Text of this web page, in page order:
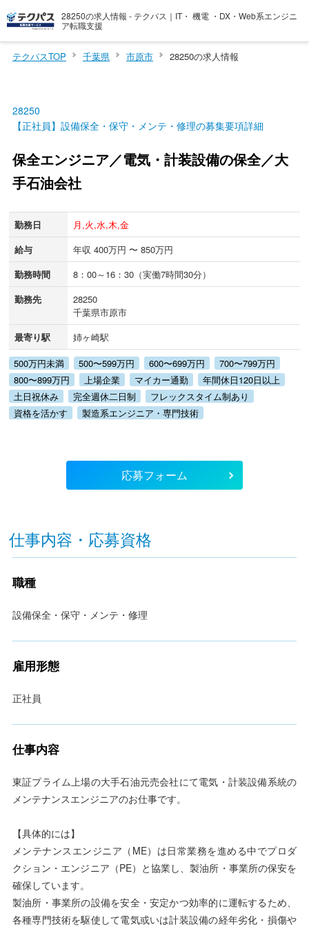
28250の求人情報 - テクパス｜IT・ 機電 ・DX・Web系エンジニ
ア転職支援
テクパスTOP 千葉県 市原市 28250の求人情報
28250
【正社員】設備保全・保守・メンテ・修理の募集要項詳細
保全エンジニア／電気・計装設備の保全／大
手石油会社
勤務日
月,火,水,木,金
給与
年収 400万円 〜 850万円
勤務時間
8：00～16：30（実働7時間30分）
勤務先
28250
千葉県市原市
最寄り駅
姉ヶ崎駅
500万円未満
500〜599万円 600〜699万円
700〜799万円
800〜899万円
上場企業 マイカー通勤
年間休日120日以上
土日祝休み
完全週休二日制
フレックスタイム制あり
資格を活かす
製造系エンジニア・専門技術
応募フォーム
仕事内容・応募資格
職種
設備保全・保守・メンテ・修理
雇用形態
正社員
仕事内容
東証プライム上場の大手石油元売会社にて電気・計装設備系統の
メンテナンスエンジニアのお仕事です。
【具体的には】
メンテナンスエンジニア（ME）は日常業務を進める中でプロダ
クション・エンジニア（PE）と協業し、製油所・事業所の保安を
確保しています。
製油所・事業所の設備を安全・安定かつ効率的に運転するため、
各種専門技術を駆使して電気或いは計装設備の経年劣化・損傷や